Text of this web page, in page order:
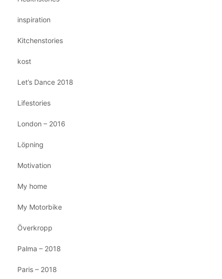
inspiration
Kitchenstories
kost
Let’s Dance 2018
Lifestories
London – 2016
Löpning
Motivation
My home
My Motorbike
Överkropp
Palma – 2018
Paris – 2018